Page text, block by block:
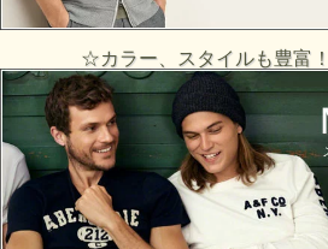
☆カラー、スタイルも豊富